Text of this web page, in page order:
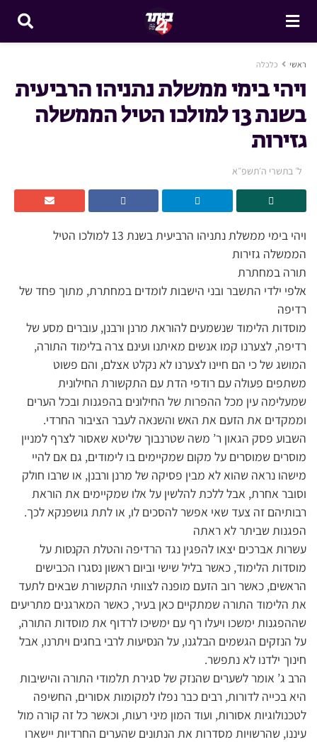
ראשי כלכלה
ויהי בימי ממשלת נתניהו הרביעית
בשנת 13 למולכו הטיל הממשלה
גזירות
ל׳ בתשרי ה׳תשפ״א
ויהי בימי ממשלת נתניהו הרביעית בשנת 13 למולכו הטיל
הממשלה גזירות
תורה במחתרת
אלפי ילדי התשבר ובני הישבות לומדים במחתרת, מתוך פחד של
רדיפה
מוסדות הלימוד שנשמעים להוראת מרנן ורבנן, עוברים מסע של
רדיפה, לצערנו קמו אנשים מאיתנו ועינם צרה בלימוד התורה,
המושג של כי הם חיינו לצערנו לא נקלט אצלם, והם פשוט
משתפים פעולה עם רודפי הדת עם התקשורת החילונית
שמעלימה עין מכל ההפרות של החילונים בהפגנות ובכל הערים
וממקדים את הזעם את האש והשנאה לעבר הציבור החרדי.
השבוע פסק הגאון ר’ משה שטרנבוך שליטא שאסור לצרף למניין
מוסרים שמוסרים על מקום שמקיימים בו לימודים, גם אם להיי
מישהו נראה שהוא לא מבין פסיקה של מרנן ורבנן, או שרבו חולק
וסובר אחרת, אבל ללכת להלשין על אלו שמקיימים את הוראת
רבותיהם זה צעד שאי אפשר להסכים לו, או לתת גושפנקא לכך.
הפגנות שביתר לא ראתה
עשרות אברכים יצאו להפגין נגד הרדיפה והטלת הקנסות על
מוסדות הלימוד, כאשר בליל שישי וביום ראשון נסגרו הכבישים
הראשים, כאשר רוב הזעם מופנה לצוותי התקשורת שבאים לתעד
את הלימוד התורה שמתקיים כאן בעיר, כאשר המארגנים מתריעים
שההפגנות ימשכו ויעלו רף עם ימשיכו לרדוף את מוסדות התורה,
על הנזקים הגשמים הבלגנו, על הנסיעות לרבי בחגים ויתרנו, אבל
חינוך ילדנו לא נתפשר.
הרב ג’ אומר לשערים שהנזק של סגירת תלמודי התורה והישיבות
היא בכייה לדורות, רבים כבר נפלו למקומות אסורים, החשיפה
לטכנולוגיות אסורות, ועוד המון מיני רעות, וכאשר כל זה קורה מול
עיננו, שהרשויות מסדרות את הנתונים שהערים החרדיות יישארו